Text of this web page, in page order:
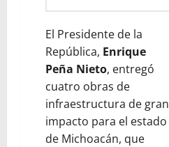
El Presidente de la
República, Enrique
Peña Nieto, entregó
cuatro obras de
infraestructura de gran
impacto para el estado
de Michoacán, que